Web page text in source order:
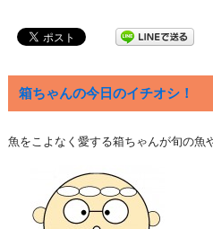
箱ちゃんの今日のイチオシ！
魚をこよなく愛する箱ちゃんが旬の魚